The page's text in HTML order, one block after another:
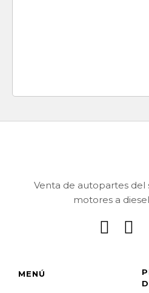
Venta de autopartes del
motores a
MENÚ